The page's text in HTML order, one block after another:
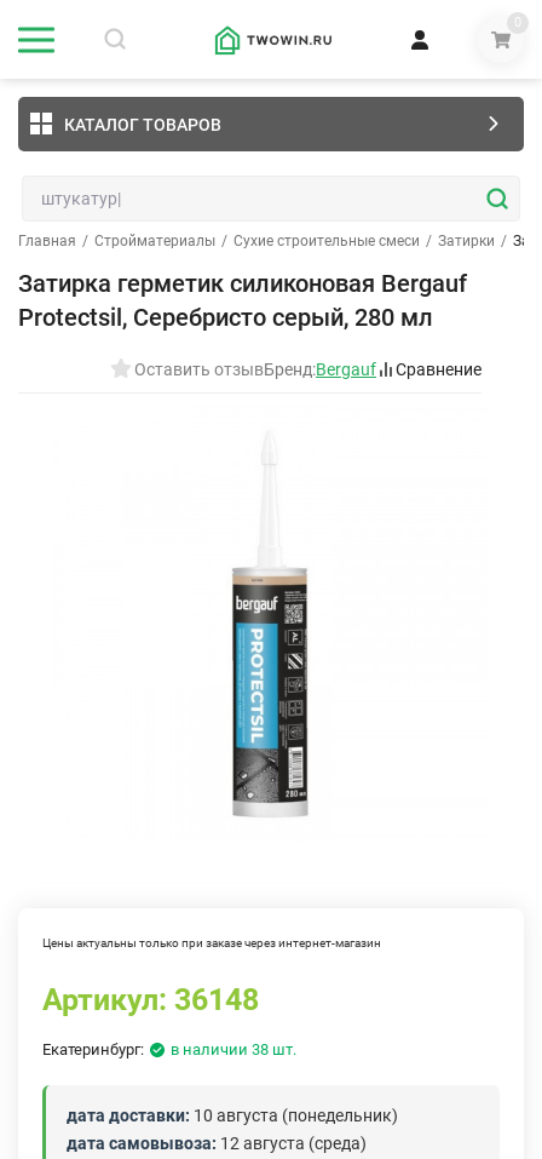
0
КАТАЛОГ ТОВАРОВ
Главная / Стройматериалы / Сухие строительные смеси / Затирки /
Затирка герметик силиконовая Bergauf
Protectsil, Серебристо серый, 280 мл
Оставить отзывБренд:Bergauf Сравнение
Цены актуальны только при заказе через интернет-магазин
Артикул: 36148
Екатеринбург: в наличии 38 шт.
дата доставки: 10 августа (понедельник)
дата самовывоза: 12 августа (среда)